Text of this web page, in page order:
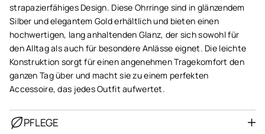
strapazierfähiges Design. Diese Ohrringe sind in glänzendem
Silber und elegantem Gold erhältlich und bieten einen
hochwertigen, lang anhaltenden Glanz, der sich sowohl für
den Alltag als auch für besondere Anlässe eignet. Die leichte
Konstruktion sorgt für einen angenehmen Tragekomfort den
ganzen Tag über und macht sie zu einem perfekten
Accessoire, das jedes Outfit aufwertet.
PFLEGE